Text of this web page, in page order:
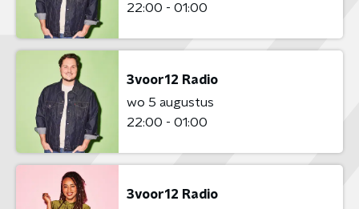
22:00 - 01:00
3voor12 Radio
wo 5 augustus
22:00 - 01:00
3voor12 Radio